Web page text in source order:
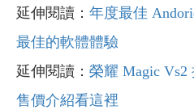
延伸閱讀： 年度最佳
最佳的軟體體驗
延伸閱讀： 榮耀 Magic Vs2
售價介紹看這裡